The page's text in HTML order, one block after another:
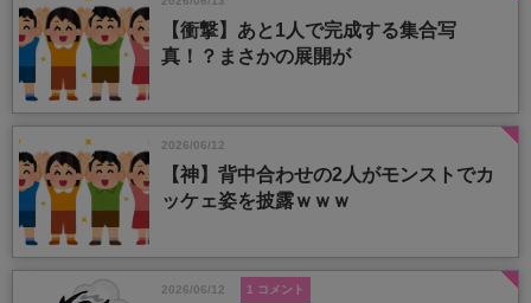
【衝撃】あと1人で完成する集合写
真！？まさかの展開が
2026/06/12
【神】背中合わせの2人がモンストでカ
ッケェ姿を披露ｗｗｗ
2026/06/12 1 コメント